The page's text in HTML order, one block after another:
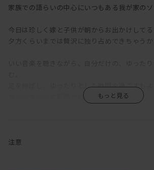
家族での語らいの中心にいつもある我が家のソ
今日は珍しく嫁と子供が朝からお出かけしてる
夕方くらいまでは贅沢に独り占めできちゃうか
足を伸ばし、ゆったりとした時間を過ごすもよ
あぐらをかいて昼間からお酒を呑むもよし。
注意